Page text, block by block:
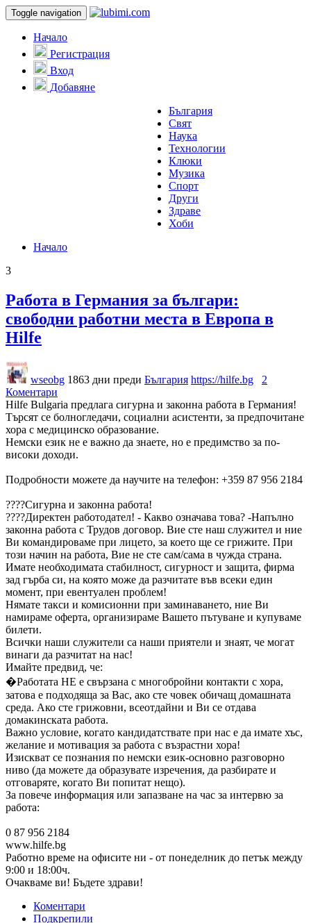
Toggle navigation
Начало
Регистрация
Вход
Добавяне
България
Свят
Наука
Технологии
Клюки
Музика
Спорт
Други
Здраве
Хоби
Начало
3
Работа в Германия за българи:
свободни работни места в Европа в
Hilfe
wseobg 1863 дни преди България https://hilfe.bg
2
Коментари
Hilfe Bulgaria предлага сигурна и законна работа в Германия!
Търсят се болногледачи, социални асистенти, за предпочитане
хора с медицинско образование.
Немски език не е важно да знаете, но е предимство за по-
високи доходи.
Подробности можете да научите на телефон: +359 87 956 2184
????Сигурна и законна работа!
????Директен работодател! - Какво означава това? -Напълно
законна работа с Трудов договор. Вие сте наш служител и ние
Ви командироваме при лицето, за което ще се грижите. При
този начин на работа, Вие не сте сам/сама в чужда страна.
Имате необходимата стабилност, сигурност и защита, фирма
зад гърба си, на която може да разчитате във всеки един
момент, при евентуален проблем!
Нямате такси и комисионни при заминаването, ние Ви
намираме оферта, организираме Вашето пътуване и купуваме
билети.
Всички наши служители са наши приятели и знаят, че могат
винаги да разчитат на нас!
Имайте предвид, че:
�Работата НЕ е свързана с многобройни контакти с хора,
затова е подходяща за Вас, ако сте човек обичащ домашната
среда. Ако сте грижовни, всеотдайни и Ви се отдава
домакинската работа.
Важно условие, когато кандидатствате при нас е да имате хъс,
желание и мотивация за работа с възрастни хора!
Изискват се познания по немски език-основно разговорно
ниво (да можете да образувате изречения, да разбирате и
отговаряте, когато Ви попитат нещо).
За повече информация или запазване на час за интервю за
работа:
0 87 956 2184
www.hilfe.bg
Работно време на офисите ни - от понеделник до петък между
9:00 и 18:00ч.
Очакваме ви! Бъдете здрави!
Коментари
Подкрепили